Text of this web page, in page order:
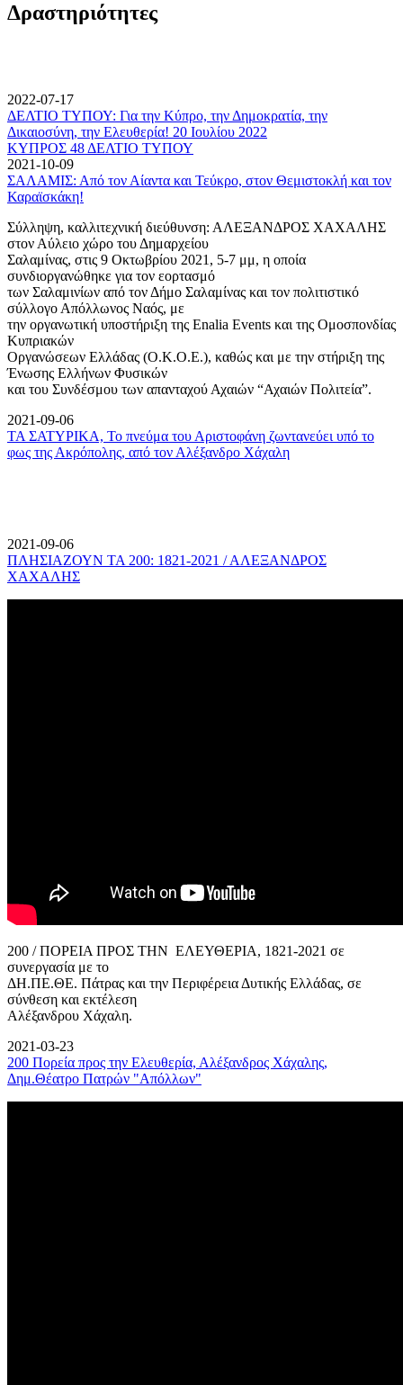
Δραστηριότητες
2022-07-17
ΔΕΛΤΙΟ ΤΥΠΟΥ: Για την Κύπρο, την Δημοκρατία, την
Δικαιοσύνη, την Ελευθερία! 20 Ιουλίου 2022
ΚΥΠΡΟΣ 48 ΔΕΛΤΙΟ ΤΥΠΟΥ
2021-10-09
ΣΑΛΑΜΙΣ: Από τον Αίαντα και Τεύκρο, στον Θεμιστοκλή και τον
Καραϊσκάκη!
Σύλληψη, καλλιτεχνική διεύθυνση: ΑΛΕΞΑΝΔΡΟΣ ΧΑΧΑΛΗΣ
στον Αύλειο χώρο του Δημαρχείου
Σαλαμίνας, στις 9 Οκτωβρίου 2021, 5-7 μμ, η οποία
συνδιοργανώθηκε για τον εορτασμό
των Σαλαμινίων από τον Δήμο Σαλαμίνας και τον πολιτιστικό
σύλλογο Απόλλωνος Ναός, με
την οργανωτική υποστήριξη της Enalia Events και της Ομοσπονδίας
Κυπριακών
Οργανώσεων Ελλάδας (Ο.Κ.Ο.Ε.), καθώς και με την στήριξη της
Ένωσης Ελλήνων Φυσικών
και του Συνδέσμου των απανταχού Αχαιών “Αχαιών Πολιτεία”.
2021-09-06
ΤΑ ΣΑΤΥΡΙΚΑ, Το πνεύμα του Αριστοφάνη ζωντανεύει υπό το
φως της Ακρόπολης, από τον Αλέξανδρο Χάχαλη
2021-09-06
ΠΛΗΣΙΑΖΟΥΝ ΤΑ 200: 1821-2021 / ΑΛΕΞΑΝΔΡΟΣ
ΧΑΧΑΛΗΣ
200 / ΠΟΡΕΙΑ ΠΡΟΣ ΤΗΝ ΕΛΕΥΘΕΡΙΑ, 1821-2021 σε
συνεργασία με το
ΔΗ.ΠΕ.ΘΕ. Πάτρας και την Περιφέρεια Δυτικής Ελλάδας, σε
σύνθεση και εκτέλεση
Αλέξανδρου Χάχαλη.
2021-03-23
200 Πορεία προς την Ελευθερία, Αλέξανδρος Χάχαλης,
Δημ.Θέατρο Πατρών "Απόλλων"